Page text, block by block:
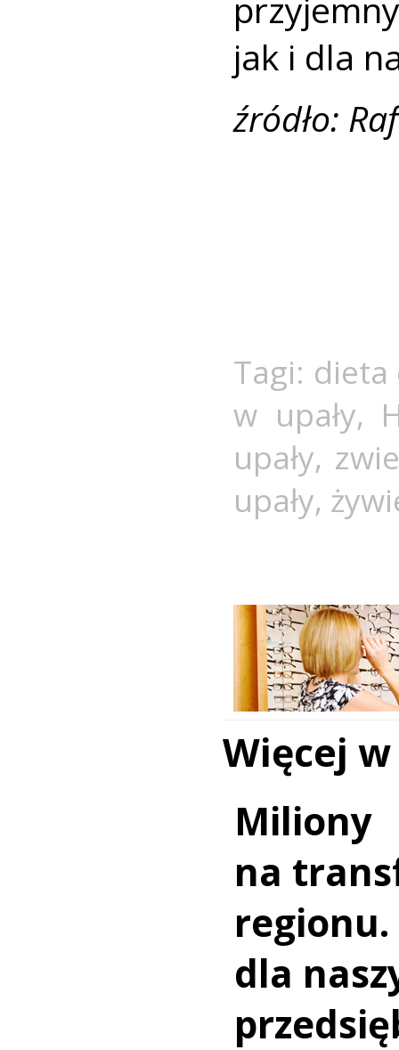
jak i dla
źródło:
Tagi: dieta
w upały,
upały,
upały,
Więcej
Miliony
na
regionu.
dla